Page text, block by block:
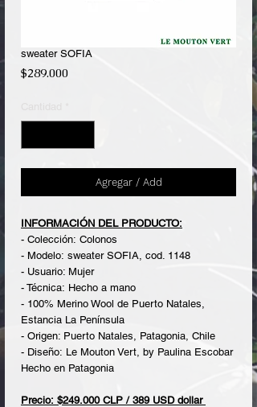
sweater SOFIA
$289.000
Agregar / Add
INFORMACIÓN DEL PRODUCTO:
- Colección: Colonos
- Modelo: sweater SOFIA, cod. 1148
- Usuario: Mujer
- Técnica: Hecho a mano
- 100% Merino Wool de Puerto Natales,
Estancia La Península
- Origen: Puerto Natales, Patagonia, Chile
- Diseño: Le Mouton Vert, by Paulina Escobar
Hecho en Patagonia
Precio: $249.000 CLP / 389 USD dollar